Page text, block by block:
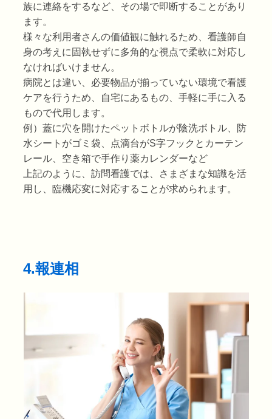
族に連絡をするなど、その場で即断することがあり
ます。
様々な利用者さんの価値観に触れるため、看護師自
身の考えに固執せずに多角的な視点で柔軟に対応し
なければいけません。
病院とは違い、必要物品が揃っていない環境で看護
ケアを行うため、自宅にあるもの、手軽に手に入る
もので代用します。
例）蓋に穴を開けたペットボトルが陰洗ボトル、防
水シートがゴミ袋、点滴台がS字フックとカーテン
レール、空き箱で手作り薬カレンダーなど
上記のように、訪問看護では、さまざまな知識を活
用し、臨機応変に対応することが求められます。
4.報連相